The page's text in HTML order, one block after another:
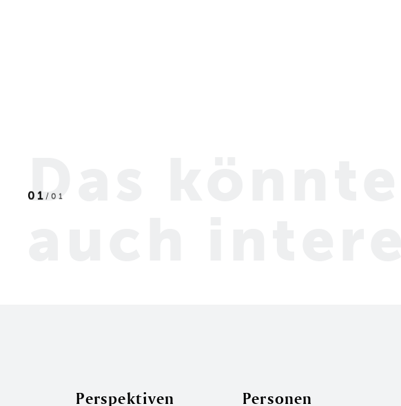
01/01
Das könnte
Perspektiven Personen